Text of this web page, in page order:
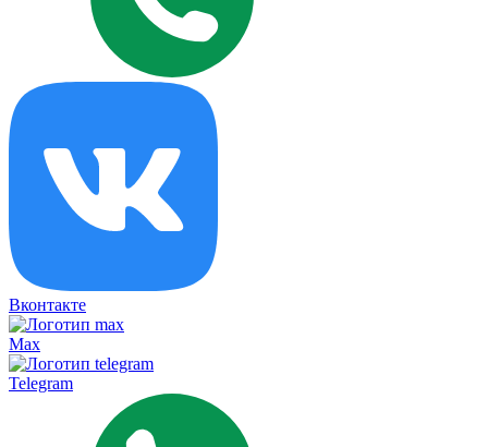
Вконтакте
Max
Telegram